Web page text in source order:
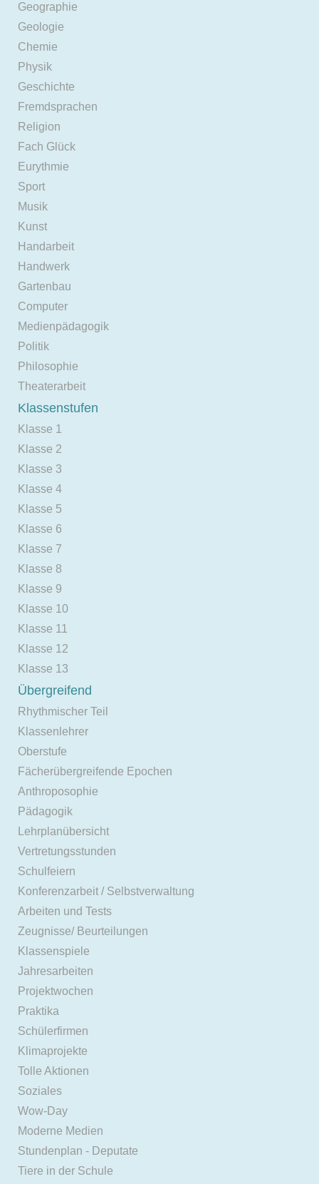
Geographie
Geologie
Chemie
Physik
Geschichte
Fremdsprachen
Religion
Fach Glück
Eurythmie
Sport
Musik
Kunst
Handarbeit
Handwerk
Gartenbau
Computer
Medienpädagogik
Politik
Philosophie
Theaterarbeit
Klassenstufen
Klasse 1
Klasse 2
Klasse 3
Klasse 4
Klasse 5
Klasse 6
Klasse 7
Klasse 8
Klasse 9
Klasse 10
Klasse 11
Klasse 12
Klasse 13
Übergreifend
Rhythmischer Teil
Klassenlehrer
Oberstufe
Fächerübergreifende Epochen
Anthroposophie
Pädagogik
Lehrplanübersicht
Vertretungsstunden
Schulfeiern
Konferenzarbeit / Selbstverwaltung
Arbeiten und Tests
Zeugnisse/ Beurteilungen
Klassenspiele
Jahresarbeiten
Projektwochen
Praktika
Schülerfirmen
Klimaprojekte
Tolle Aktionen
Soziales
Wow-Day
Moderne Medien
Stundenplan - Deputate
Tiere in der Schule